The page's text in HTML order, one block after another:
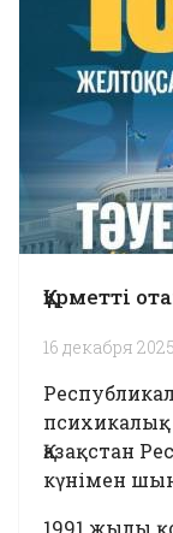
Құрметті
16 декабря 2025
психикалық
Қазақстан
күнімен
1991 жылы